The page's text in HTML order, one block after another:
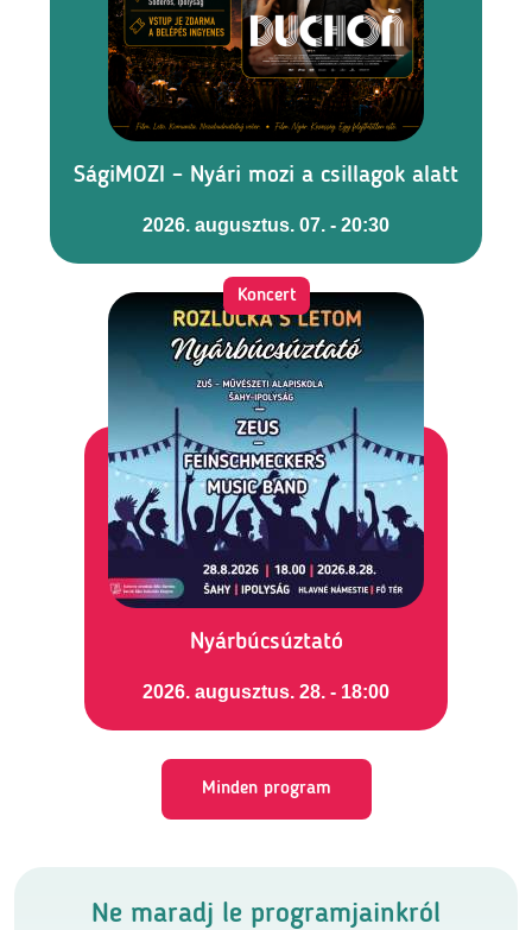
SágiMOZI – Nyári mozi a csillagok alatt
2026. augusztus. 07. - 20:30
Koncert
Nyárbúcsúztató
2026. augusztus. 28. - 18:00
Minden program
Ne maradj le programjainkról